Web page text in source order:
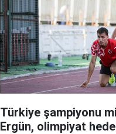
Türkiye şampiyonu
Ergün, olimpiyat